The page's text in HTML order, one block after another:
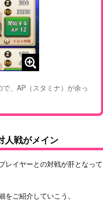
、AP（スタミナ）が余っ
人戦がメイン
レイヤーとの対戦が肝となって
ご紹介していこう。